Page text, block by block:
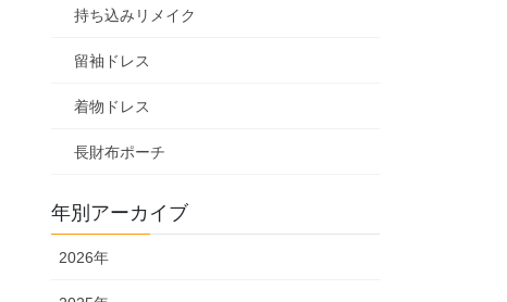
持ち込みリメイク
留袖ドレス
着物ドレス
長財布ポーチ
年別アーカイブ
2026年